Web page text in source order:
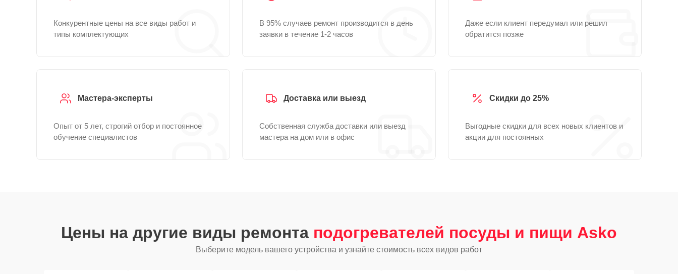
Конкурентные цены на все виды работ и
типы комплектующих
В 95% случаев ремонт производится в день
заявки в течение 1-2 часов
Даже если клиент передумал или решил
обратится позже
Мастера-эксперты
Опыт от 5 лет, строгий отбор и постоянное
обучение специалистов
Доставка или выезд
Собственная служба доставки или выезд
мастера на дом или в офис
Скидки до 25%
Выгодные скидки для всех новых клиентов и
акции для постоянных
Цены на другие виды ремонта подогревателей посуды и пищи Asko
Выберите модель вашего устройства и узнайте стоимость всех видов работ